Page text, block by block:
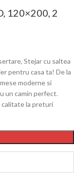
120×200, 2
Stejar cu saltea
pentru casa ta! De la
moderne si
un camin perfect.
la preturi